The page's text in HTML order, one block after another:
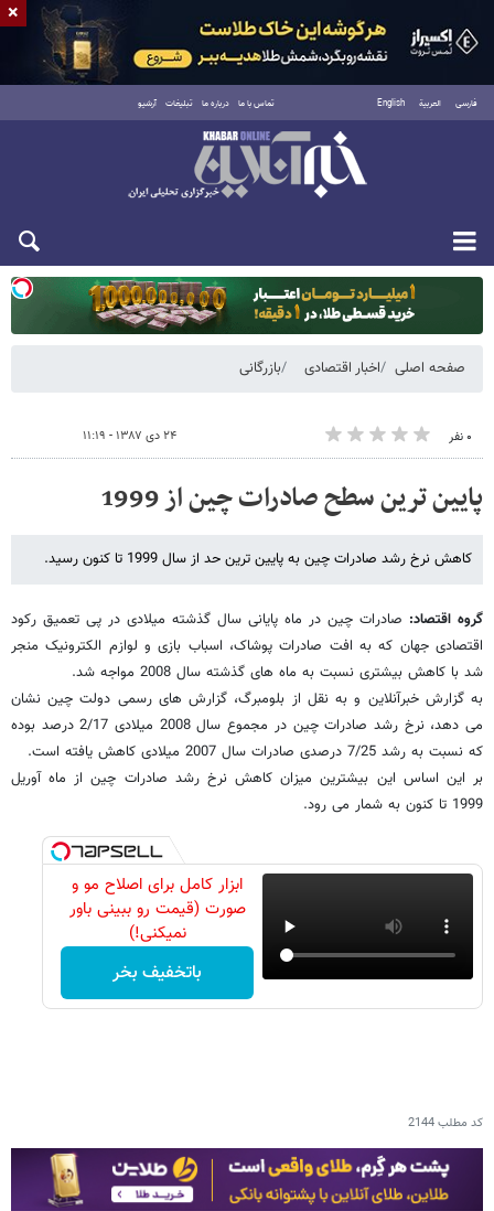
فارسی العربية English تماس با ما درباره ما تبلیغات آرشیو
یکشنبه ۱۸ مرداد ۱۴۰۵
صفحه اصلی اخبار اقتصادی بازرگانی
۰ نفر ۲۴ دی ۱۳۸۷ - ۱۱:۱۹
پایین ترین سطح صادرات چین از 1999
کاهش نرخ رشد صادرات چین به پایین ترین حد از سال 1999 تا کنون رسید.
گروه اقتصاد: صادرات چین در ماه پایانی سال گذشته میلادی در پی تعمیق رکود
اقتصادی جهان که به افت صادرات پوشاک، اسباب بازی و لوازم الکترونیک منجر
شد با کاهش بیشتری نسبت به ماه های گذشته سال 2008 مواجه شد.
به گزارش خبرآنلاین و به نقل از بلومبرگ، گزارش های رسمی دولت چین نشان
می دهد، نرخ رشد صادرات چین در مجموع سال 2008 میلادی 2/17 درصد بوده
که نسبت به رشد 7/25 درصدی صادرات سال 2007 میلادی کاهش یافته است.
بر این اساس این بیشترین میزان کاهش نرخ رشد صادرات چین از ماه آوریل
1999 تا کنون به شمار می رود.
ابزار کامل برای اصلاح مو و
صورت (قیمت رو ببینی باور
نمیکنی!)
باتخفیف بخر
کد مطلب2144
×